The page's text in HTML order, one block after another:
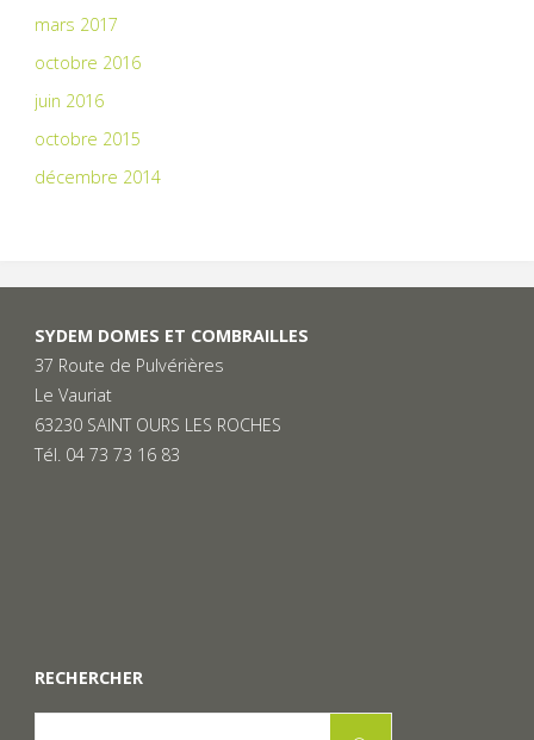
mars 2017
octobre 2016
juin 2016
octobre 2015
décembre 2014
SYDEM DOMES ET COMBRAILLES
37 Route de Pulvérières
Le Vauriat
63230 SAINT OURS LES ROCHES
Tél. 04 73 73 16 83
RECHERCHER